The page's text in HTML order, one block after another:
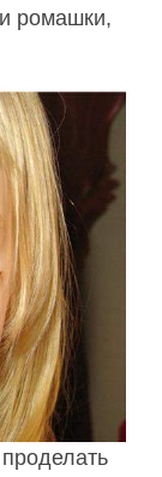
ромашки,